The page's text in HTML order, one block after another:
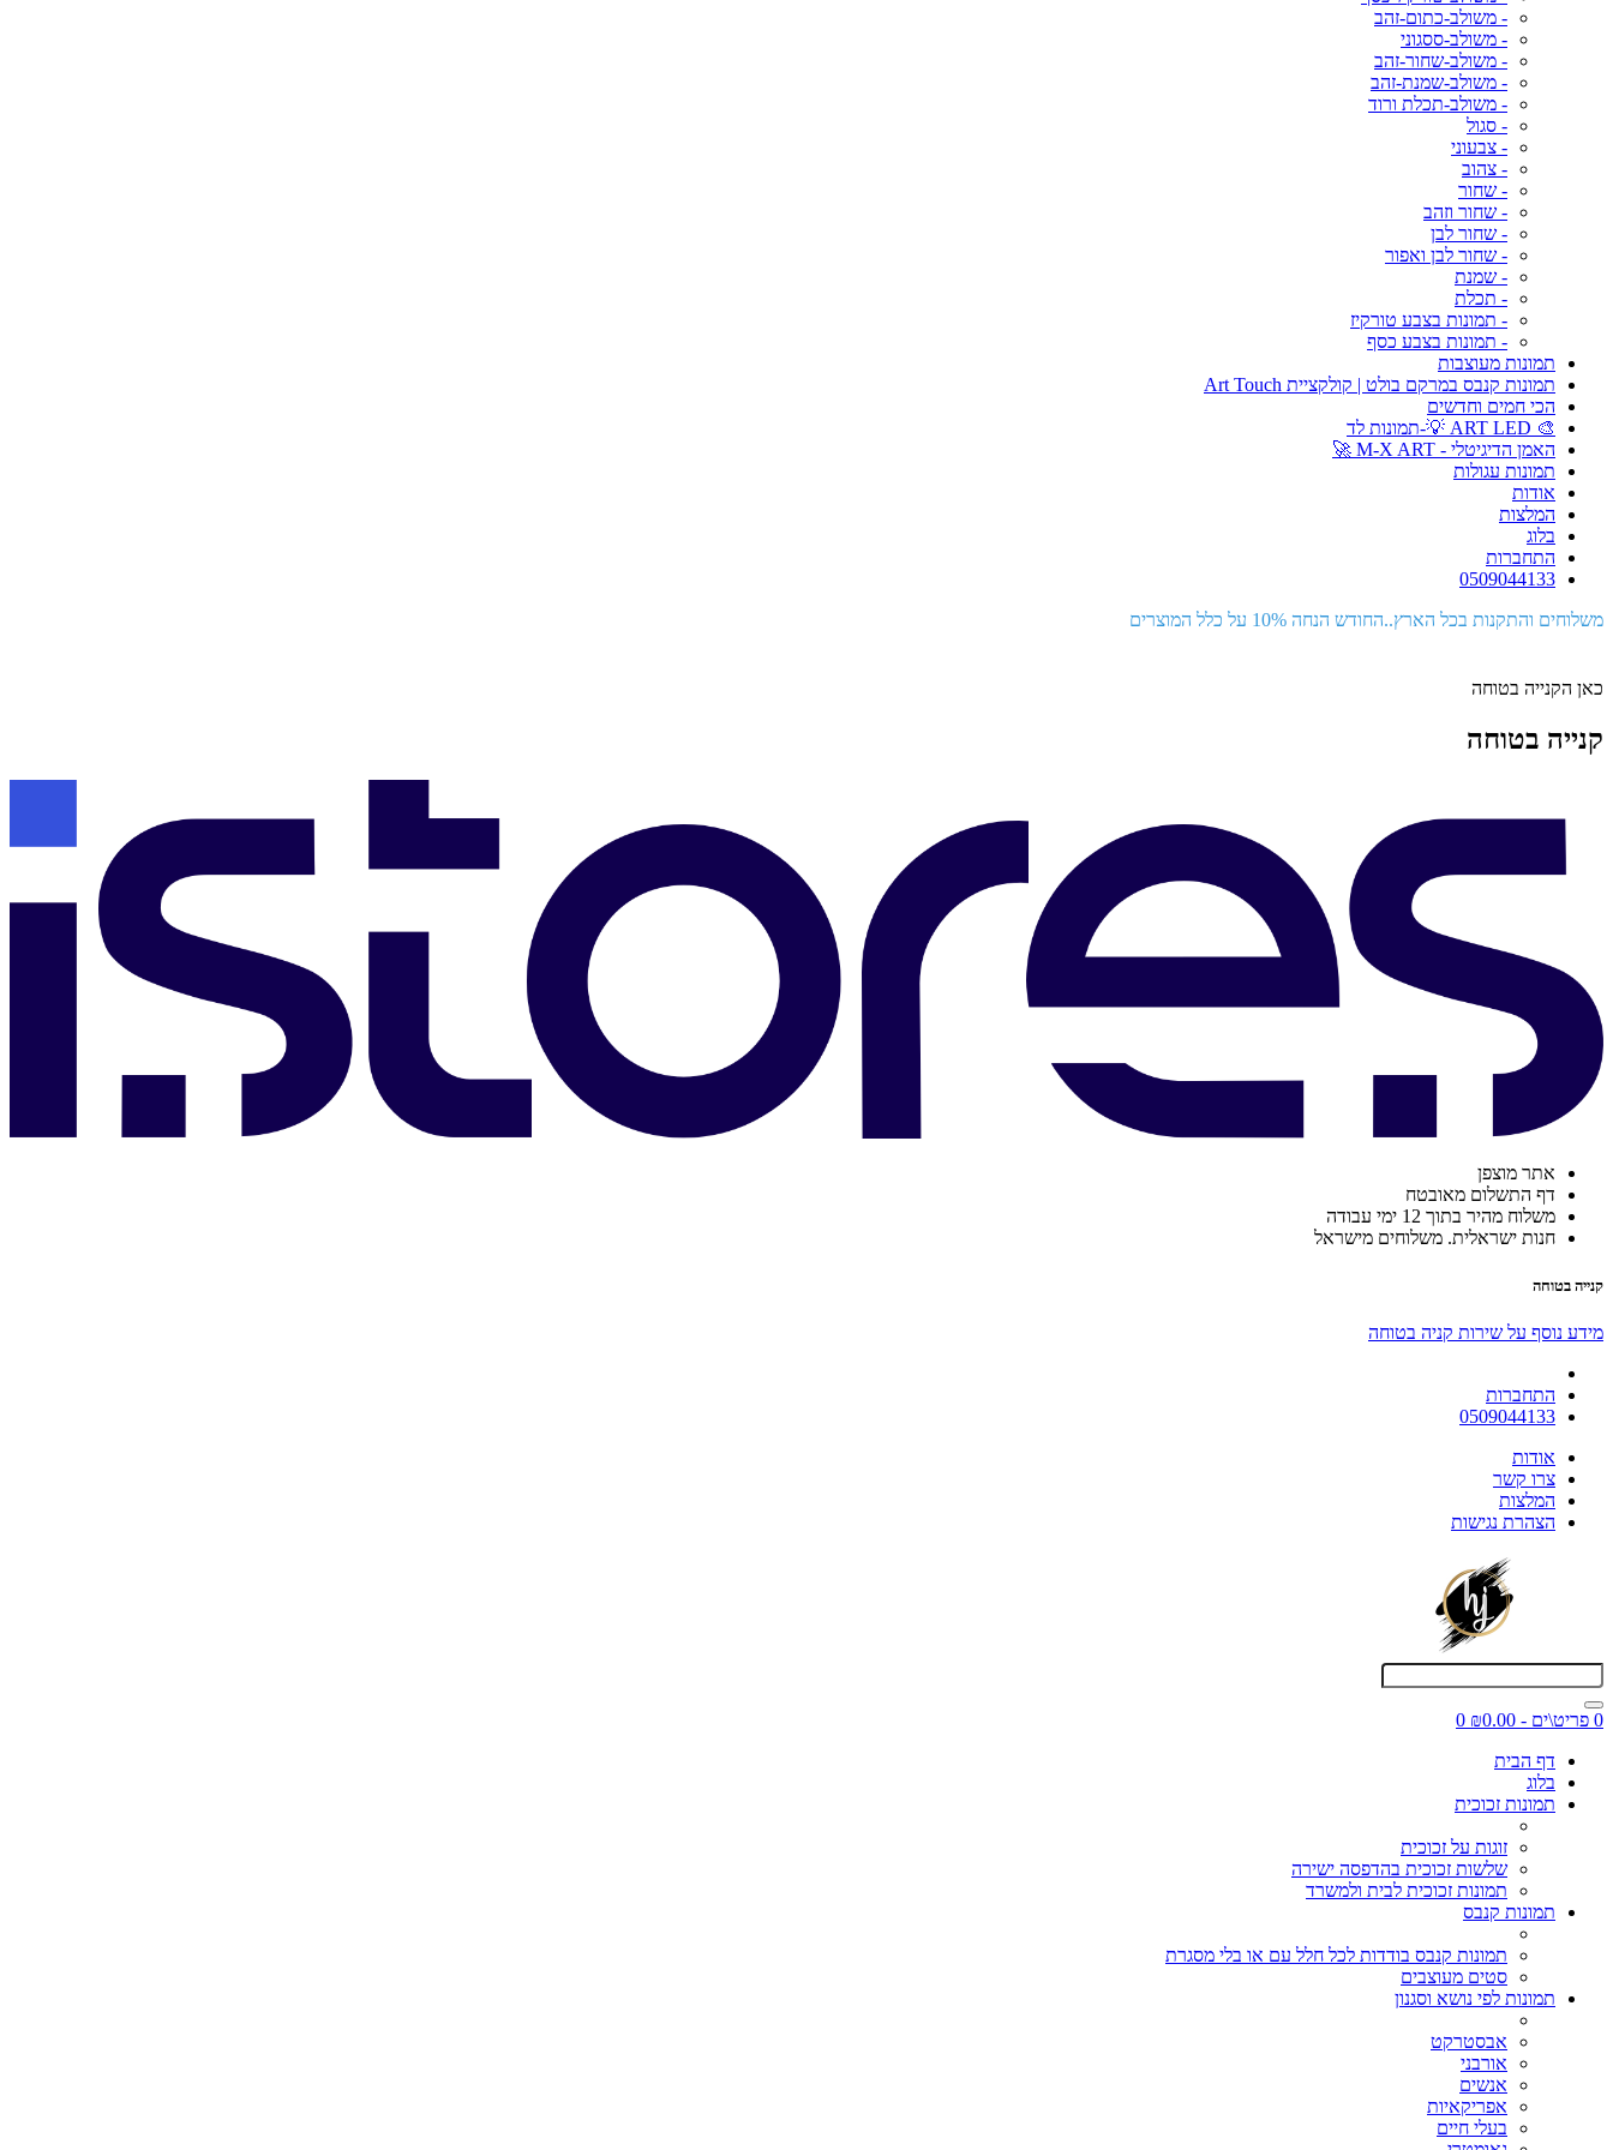
- משולב-כתום-זהב
- משולב-ססגוני
- משולב-שחור-זהב
- משולב-שמנת-זהב
- משולב-תכלת ורוד
- סגול
- צבעוני
- צהוב
- שחור
- שחור וזהב
- שחור לבן
- שחור לבן ואפור
- שמנת
- תכלת
- תמונות בצבע טורקיז
- תמונות בצבע כסף
תמונות מעוצבות
תמונות קנבס במרקם בולט | קולקציית Art Touch
הכי חמים וחדשים
🎨 ART LED 💡-תמונות לד
האמן הדיגיטלי - M-X ART 🚀
תמונות עגולות
אודות
המלצות
בלוג
התחברות
0509044133
משלוחים והתקנות בכל הארץ..החודש הנחה 10% על כלל המוצרים
כאן הקנייה בטוחה
קנייה בטוחה
אתר מוצפן
דף התשלום מאובטח
משלוח מהיר בתוך 12 ימי עבודה
חנות ישראלית. משלוחים מישראל
קנייה בטוחה
מידע נוסף על שירות קניה בטוחה
התחברות
0509044133
אודות
צרו קשר
המלצות
הצהרת נגישות
0 פריט\ים - ₪0.00
0
דף הבית
בלוג
תמונות זכוכית
זוגות על זכוכית
שלשות זכוכית בהדפסה ישירה
תמונות זכוכית לבית ולמשרד
תמונות קנבס
תמונות קנבס בודדות לכל חלל עם או בלי מסגרת
סטים מעוצבים
תמונות לפי נושא וסגנון
אבסטרקט
אורבני
אנשים
אפריקאיות
בעלי חיים